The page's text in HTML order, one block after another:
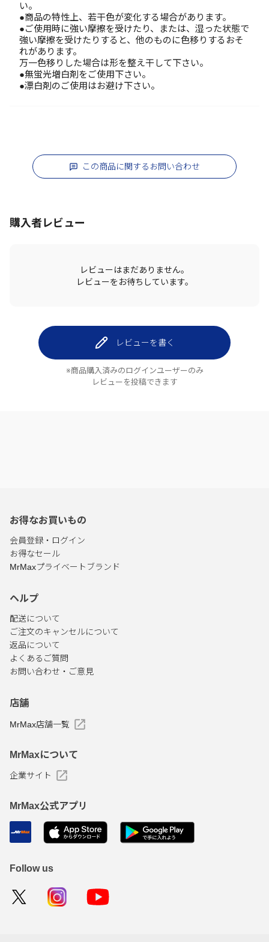
い。
●商品の特性上、若干色が変化する場合があります。
●ご使用時に強い摩擦を受けたり、または、湿った状態で
強い摩擦を受けたりすると、他のものに色移りするおそ
れがあります。
万一色移りした場合は形を整え干して下さい。
●無蛍光増白剤をご使用下さい。
●漂白剤のご使用はお避け下さい。
この商品に関するお問い合わせ
購入者レビュー
レビューはまだありません。
レビューをお待ちしています。
レビューを書く
※商品購入済みのログインユーザーのみ
レビューを投稿できます
お得なお買いもの
会員登録・ログイン
お得なセール
MrMaxプライベートブランド
ヘルプ
配送について
ご注文のキャンセルについて
返品について
よくあるご質問
お問い合わせ・ご意見
店舗
MrMax店舗一覧
MrMaxについて
企業サイト
MrMax公式アプリ
Follow us